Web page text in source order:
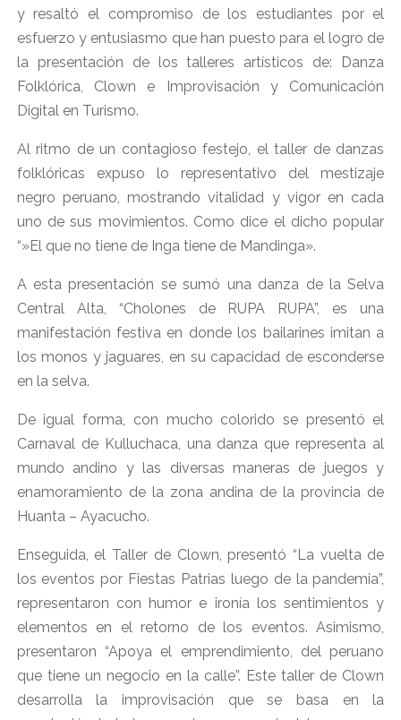
y resaltó el compromiso de los estudiantes por el
esfuerzo y entusiasmo que han puesto para el logro de
la presentación de los talleres artísticos de: Danza
Folklórica, Clown e Improvisación y Comunicación
Digital en Turismo.
Al ritmo de un contagioso festejo, el taller de danzas
folklóricas expuso lo representativo del mestizaje
negro peruano, mostrando vitalidad y vigor en cada
uno de sus movimientos. Como dice el dicho popular
“»El que no tiene de Inga tiene de Mandinga».
A esta presentación se sumó una danza de la Selva
Central Alta, “Cholones de RUPA RUPA”, es una
manifestación festiva en donde los bailarines imitan a
los monos y jaguares, en su capacidad de esconderse
en la selva.
De igual forma, con mucho colorido se presentó el
Carnaval de Kulluchaca, una danza que representa al
mundo andino y las diversas maneras de juegos y
enamoramiento de la zona andina de la provincia de
Huanta – Ayacucho.
Enseguida, el Taller de Clown, presentó “La vuelta de
los eventos por Fiestas Patrias luego de la pandemia”,
representaron con humor e ironía los sentimientos y
elementos en el retorno de los eventos. Asimismo,
presentaron “Apoya el emprendimiento, del peruano
que tiene un negocio en la calle”. Este taller de Clown
desarrolla la improvisación que se basa en la